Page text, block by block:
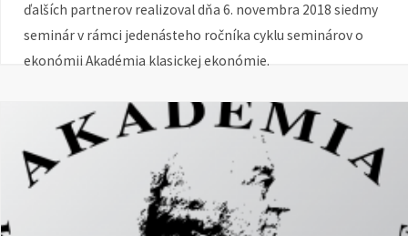
ďalších partnerov realizoval dňa 6. novembra 2018 siedmy
seminár v rámci jedenásteho ročníka cyklu seminárov o
ekonómii Akadémia klasickej ekonómie.